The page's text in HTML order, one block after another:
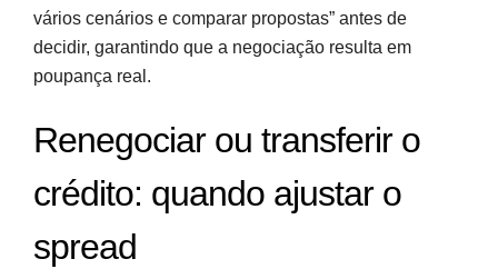
vários cenários e comparar propostas” antes de
decidir, garantindo que a negociação resulta em
poupança real.
Renegociar ou transferir o
crédito: quando ajustar o
spread